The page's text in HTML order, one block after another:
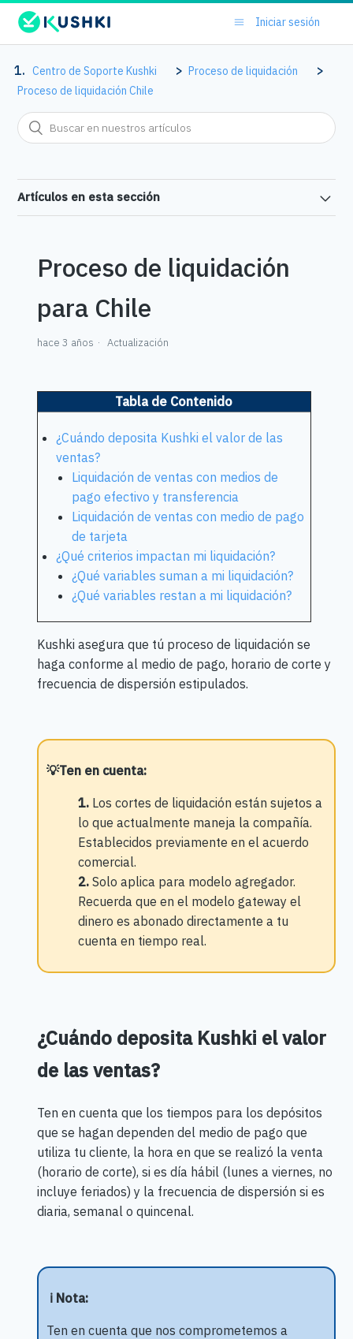
Iniciar sesión
Centro de Soporte Kushki
Proceso de liquidación
Proceso de liquidación Chile
Artículos en esta sección
Proceso de liquidación
para Chile
hace 3 años Actualización
Tabla de Contenido
¿Cuándo deposita Kushki el valor de las
ventas?
Liquidación de ventas con medios de
pago efectivo y transferencia
Liquidación de ventas con medio de pago
de tarjeta
¿Qué criterios impactan mi liquidación?
¿Qué variables suman a mi liquidación?
¿Qué variables restan a mi liquidación?
Kushki asegura que tú proceso de liquidación se
haga conforme al medio de pago, horario de corte y
frecuencia de dispersión estipulados.
💡Ten en cuenta:
1.Los cortes de liquidación están sujetos a
lo que actualmente maneja la compañía.
Establecidos previamente en el acuerdo
comercial.
2.Solo aplica para modelo agregador.
Recuerda que en el modelo gateway el
dinero es abonado directamente a tu
cuenta en tiempo real.
¿Cuándo deposita Kushki el valor
de las ventas?
Ten en cuenta que los tiempos para los depósitos
que se hagan dependen del medio de pago que
utiliza tu cliente, la hora en que se realizó la venta
(horario de corte), si es día hábil (lunes a viernes, no
incluye feriados) y la frecuencia de dispersión si es
diaria, semanal o quincenal.
ℹ️ Nota:
Ten en cuenta que nos comprometemos a